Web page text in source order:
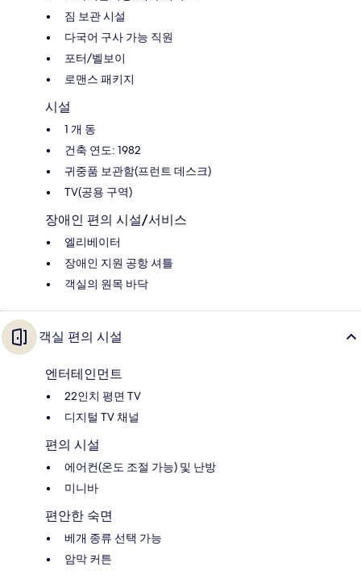
짐 보관 시설
다국어 구사 가능 직원
포터/벨보이
로맨스 패키지
시설
1 개 동
건축 연도: 1982
귀중품 보관함(프런트 데스크)
TV(공용 구역)
장애인 편의 시설/서비스
엘리베이터
장애인 지원 공항 셔틀
객실의 원목 바닥
객실 편의 시설
엔터테인먼트
22인치 평면 TV
디지털 TV 채널
편의 시설
에어컨(온도 조절 가능) 및 난방
미니바
편안한 숙면
베개 종류 선택 가능
암막 커튼